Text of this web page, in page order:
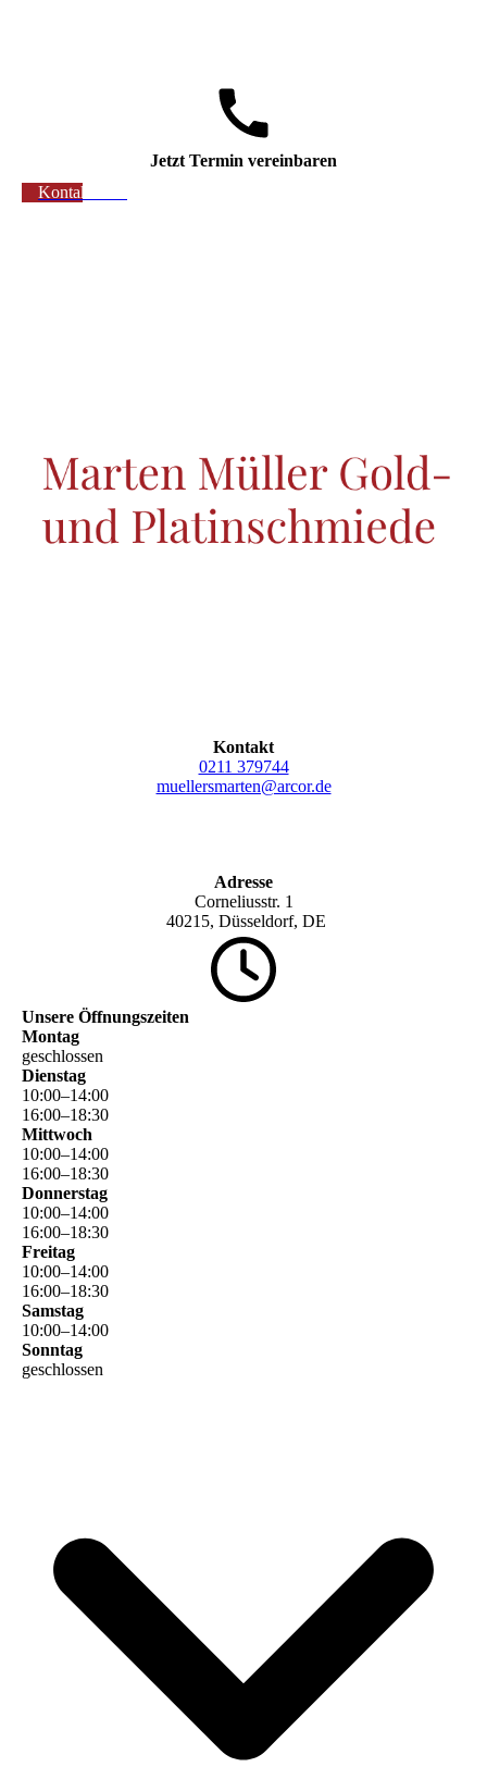
Jetzt Termin vereinbaren
Kontaktieren
Kontakt
0211 379744
muellersmarten@arcor.de
Adresse
Corneliusstr. 1
40215, Düsseldorf, DE
Unsere Öffnungszeiten
Montag
geschlossen
Dienstag
10:00–14:00
16:00–18:30
Mittwoch
10:00–14:00
16:00–18:30
Donnerstag
10:00–14:00
16:00–18:30
Freitag
10:00–14:00
16:00–18:30
Samstag
10:00–14:00
Sonntag
geschlossen